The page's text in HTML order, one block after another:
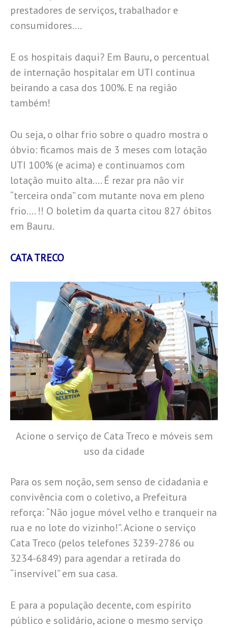
prestadores de serviços, trabalhador e
consumidores….
E os hospitais daqui? Em Bauru, o percentual
de internação hospitalar em UTI continua
beirando a casa dos 100%. E na região
também!
Ou seja, o olhar frio sobre o quadro mostra o
óbvio: ficamos mais de 3 meses com lotação
UTI 100% (e acima) e continuamos com
lotação muito alta…. É rezar pra não vir
“terceira onda” com mutante nova em pleno
frio…. !! O boletim da quarta citou 827 óbitos
em Bauru.
CATA TRECO
Acione o serviço de Cata Treco e móveis sem
uso da cidade
Para os sem noção, sem senso de cidadania e
convivência com o coletivo, a Prefeitura
reforça: “Não jogue móvel velho e tranqueir na
rua e no lote do vizinho!”. Acione o serviço
Cata Treco (pelos telefones 3239-2786 ou
3234-6849) para agendar a retirada do
“inservível” em sua casa.
E para a população decente, com espírito
público e solidário, acione o mesmo serviço